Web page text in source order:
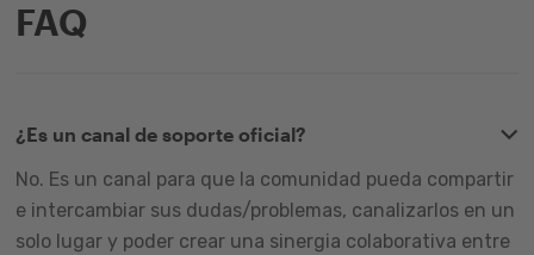
FAQ
¿Es un canal de soporte oficial?
No. Es un canal para que la comunidad pueda compartir
e intercambiar sus dudas/problemas, canalizarlos en un
solo lugar y poder crear una sinergia colaborativa entre